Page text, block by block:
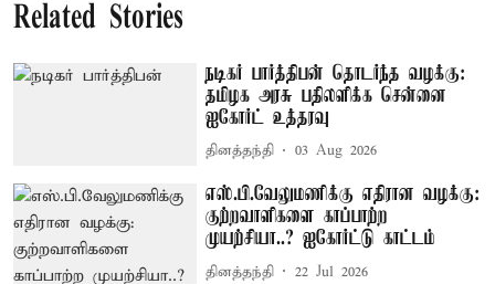
Related Stories
நடிகர் பார்த்திபன் தொடர்ந்த வழக்கு:
தமிழக அரசு பதிலளிக்க சென்னை
ஐகோர்ட் உத்தரவு
தினத்தந்தி 03 Aug 2026
எஸ்.பி.வேலுமணிக்கு எதிரான வழக்கு:
குற்றவாளிகளை காப்பாற்ற
முயற்சியா..? ஐகோர்ட்டு காட்டம்
தினத்தந்தி 22 Jul 2026